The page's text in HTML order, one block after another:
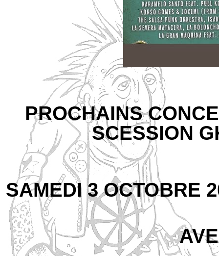
PROCHAINS
SCESSION
SAMEDI 3 OCTOBRE